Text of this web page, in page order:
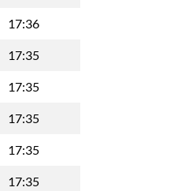
17:36
17:35
17:35
17:35
17:35
17:35